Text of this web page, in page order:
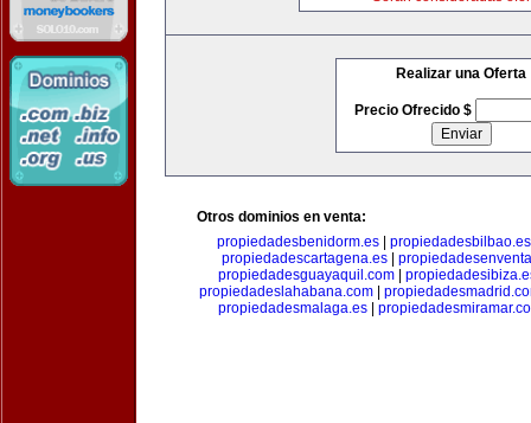
Realizar una Oferta
Precio Ofrecido $
Otros dominios en venta:
propiedadesbenidorm.es
propiedadesbilbao.es
propiedadescartagena.es|
propiedadesguayaquil.com
propiedadeslahabana.com|
propiedadesmalaga.es|